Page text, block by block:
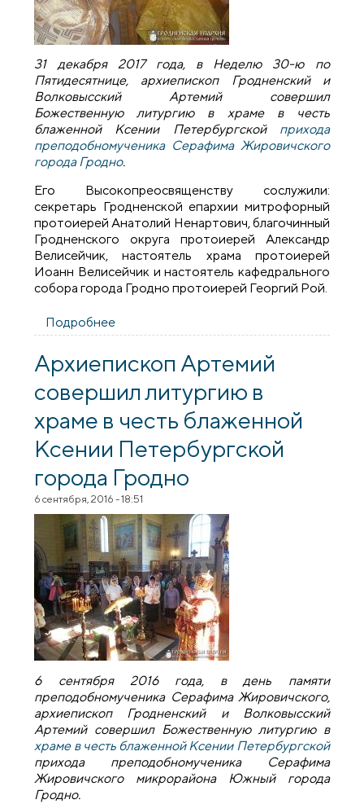
31 декабря 2017 года, в Неделю 30-ю по
Пятидесятнице, архиепископ Гродненский и
Волковысский Артемий совершил
Божественную литургию в храме в честь
блаженной Ксении Петербургской прихода
преподобномученика Серафима Жировичского
города Гродно.
Его Высокопреосвященству сослужили:
секретарь Гродненской епархии митрофорный
протоиерей Анатолий Ненартович, благочинный
Гродненского округа протоиерей Александр
Велисейчик, настоятель храма протоиерей
Иоанн Велисейчик и настоятель кафедрального
собора города Гродно протоиерей Георгий Рой.
Подробнее
литургию в храме блаженной Ксении
Петербургской города Гродно
Архиепископ Артемий
совершил литургию в
храме в честь блаженной
Ксении Петербургской
города Гродно
6 сентября, 2016 - 18:51
6 сентября 2016 года, в день памяти
преподобномученика Серафима Жировичского,
архиепископ Гродненский и Волковысский
Артемий совершил Божественную литургию в
храме в честь блаженной Ксении Петербургской
прихода преподобномученика Серафима
Жировичского микрорайона Южный города
Гродно.